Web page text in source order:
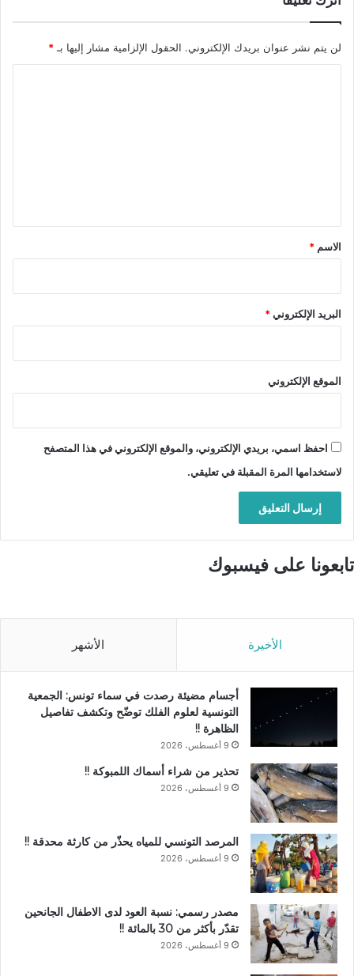
لن يتم نشر عنوان بريدك الإلكتروني. الحقول الإلزامية مشار إليها بـ *
*
الاسم *
البريد الإلكتروني*
الموقع الإلكتروني
احفظ اسمي، بريدي الإلكتروني، والموقع الإلكتروني في هذا المتصفح
لاستخدامها المرة المقبلة في تعليقي.
تابعونا على فيسبوك
الأخيرة الأشهر
أجسام مضيئة رصدت في سماء تونس: الجمعية
التونسية لعلوم الفلك توضّح وتكشف تفاصيل
الظاهرة !!
9 أغسطس، 2026
تحذير من شراء أسماك اللمبوكة !!
9 أغسطس، 2026
المرصد التونسي للمياه يحذّر من كارثة محدقة !!
9 أغسطس، 2026
مصدر رسمي: نسبة العود لدى الاطفال الجانحين
تقدّر بأكثر من 30 بالمائة !!
9 أغسطس، 2026